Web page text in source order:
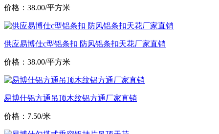
价格：38.00/平方米
供应易博仕c型铝条扣 防风铝条扣天花厂家直销
价格：38.00/平方米
易博仕铝方通吊顶木纹铝方通厂家直销
价格：7.50/米